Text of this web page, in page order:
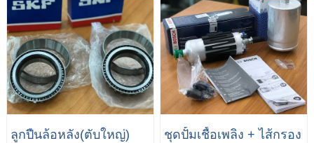
ลูกปืนล้อหลัง(ตับใหญ่)
ชุดปั้มเชื้อเพลิง + ไส้กรอง